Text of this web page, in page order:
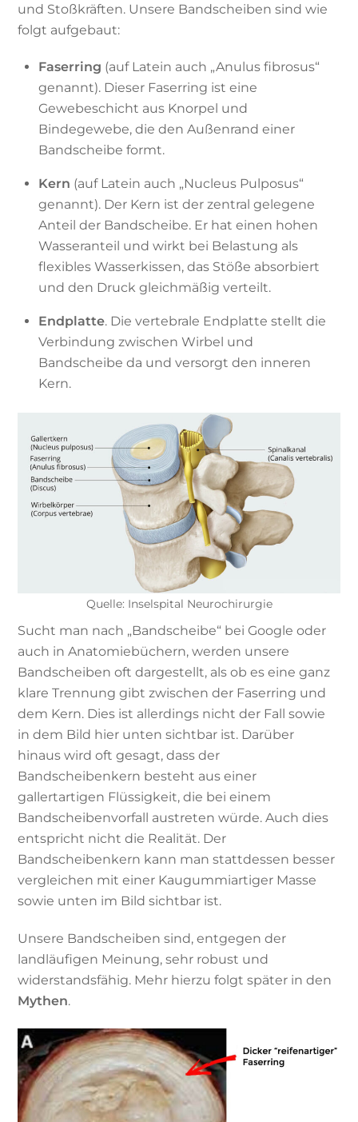
und Stoßkräften. Unsere Bandscheiben sind wie
folgt aufgebaut:
Faserring (auf Latein auch „Anulus fibrosus“
genannt). Dieser Faserring ist eine
Gewebeschicht aus Knorpel und
Bindegewebe, die den Außenrand einer
Bandscheibe formt.
Kern (auf Latein auch „Nucleus Pulposus“
genannt). Der Kern ist der zentral gelegene
Anteil der Bandscheibe. Er hat einen hohen
Wasseranteil und wirkt bei Belastung als
flexibles Wasserkissen, das Stöße absorbiert
und den Druck gleichmäßig verteilt.
Endplatte. Die vertebrale Endplatte stellt die
Verbindung zwischen Wirbel und
Bandscheibe da und versorgt den inneren
Kern.
Quelle: Inselspital Neurochirurgie
Sucht man nach „Bandscheibe“ bei Google oder
auch in Anatomiebüchern, werden unsere
Bandscheiben oft dargestellt, als ob es eine ganz
klare Trennung gibt zwischen der Faserring und
dem Kern. Dies ist allerdings nicht der Fall sowie
in dem Bild hier unten sichtbar ist. Darüber
hinaus wird oft gesagt, dass der
Bandscheibenkern besteht aus einer
gallertartigen Flüssigkeit, die bei einem
Bandscheibenvorfall austreten würde. Auch dies
entspricht nicht die Realität. Der
Bandscheibenkern kann man stattdessen besser
vergleichen mit einer Kaugummiartiger Masse
sowie unten im Bild sichtbar ist.
Unsere Bandscheiben sind, entgegen der
landläufigen Meinung, sehr robust und
widerstandsfähig. Mehr hierzu folgt später in den
Mythen.